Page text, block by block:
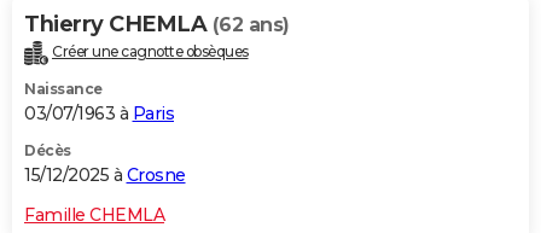
Thierry CHEMLA (62 ans)
Créer une cagnotte obsèques
Naissance
03/07/1963 à Paris
Décès
15/12/2025 à Crosne
Famille CHEMLA